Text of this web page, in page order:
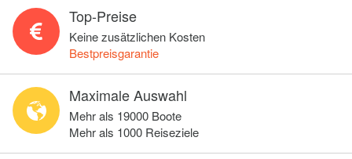
Top-Preise
Keine zusätzlichen Kosten
Bestpreisgarantie
Maximale Auswahl
Mehr als 19000 Boote
Mehr als 1000 Reiseziele